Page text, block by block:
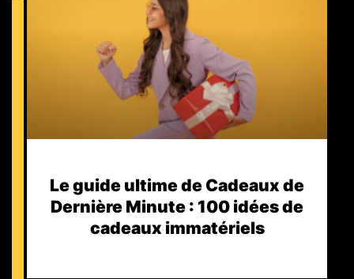
Le guide ultime de Cadeaux de
Dernière Minute : 100 idées de
cadeaux immatériels